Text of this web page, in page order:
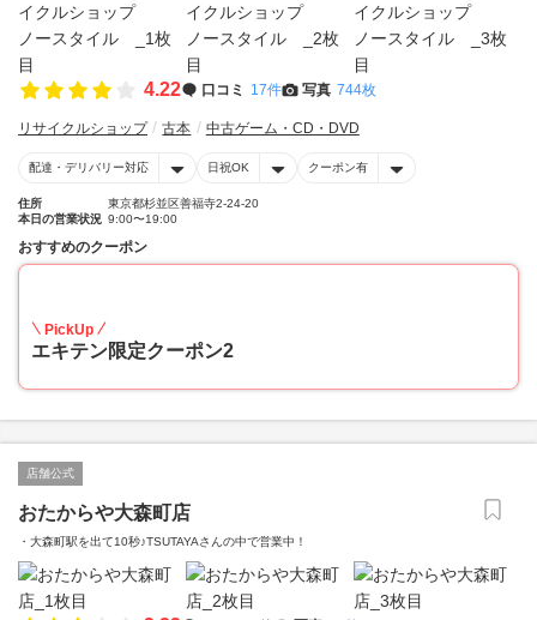
4.22 口コミ 17件 写真 744枚
リサイクルショップ 古本 中古ゲーム・CD・DVD
配達・デリバリー対応 日祝OK クーポン有
住所
東京都杉並区善福寺2-24-20
本日の営業状況 9:00〜19:00
おすすめのクーポン
PickUp
エキテン限定クーポン2
店舗公式
おたからや大森町店
・大森町駅を出て10秒♪TSUTAYAさんの中で営業中！